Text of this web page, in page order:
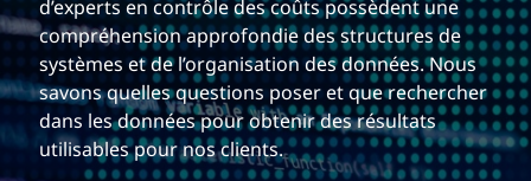
d’experts en contrôle des coûts possèdent une
compréhension approfondie des structures de
systèmes et de l’organisation des données. Nous
savons quelles questions poser et que rechercher
dans les données pour obtenir des résultats
utilisables pour nos clients.